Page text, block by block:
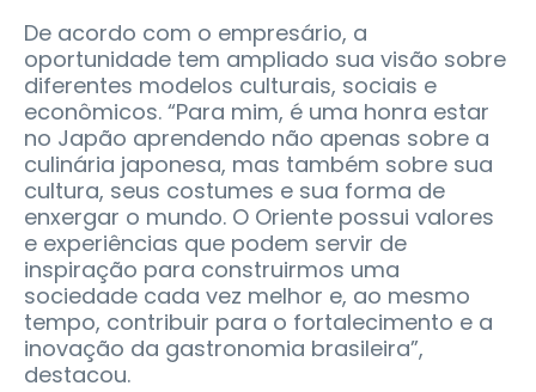
De acordo com o empresário, a
oportunidade tem ampliado sua visão sobre
diferentes modelos culturais, sociais e
econômicos. “Para mim, é uma honra estar
no Japão aprendendo não apenas sobre a
culinária japonesa, mas também sobre sua
cultura, seus costumes e sua forma de
enxergar o mundo. O Oriente possui valores
e experiências que podem servir de
inspiração para construirmos uma
sociedade cada vez melhor e, ao mesmo
tempo, contribuir para o fortalecimento e a
inovação da gastronomia brasileira”,
destacou.